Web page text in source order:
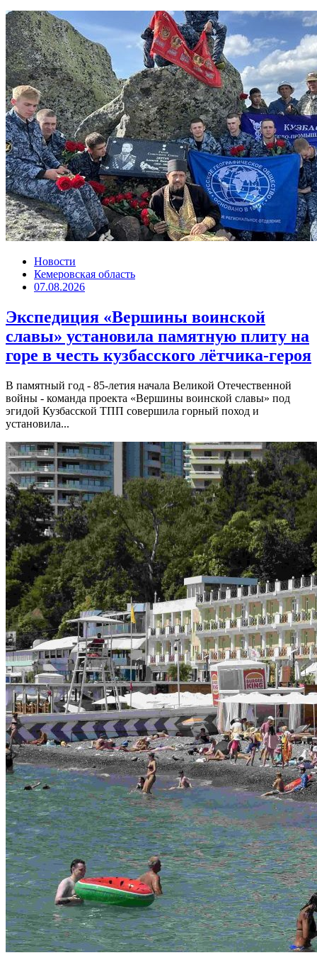
Новости
Кемеровская область
07.08.2026
Экспедиция «Вершины воинской
славы» установила памятную плиту на
горе в честь кузбасского лётчика-героя
В памятный год - 85-летия начала Великой Отечественной
войны - команда проекта «Вершины воинской славы» под
эгидой Кузбасской ТПП совершила горный поход и
установила...